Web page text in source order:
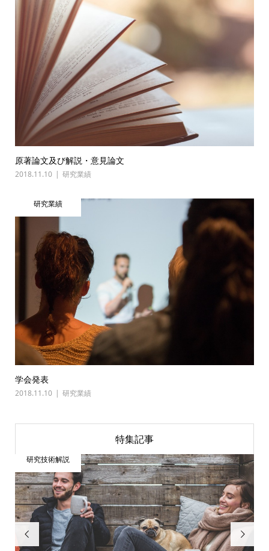
原著論文及び解説・意見論文
2018.11.10 研究業績
研究業績
学会発表
2018.11.10 研究業績
特集記事

研究技術解説
